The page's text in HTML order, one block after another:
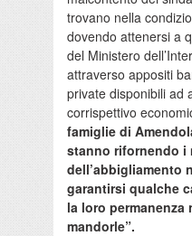
trovano nella
dovendo attenersi a
del Ministero
attraverso appositi
private disponibili ad
corrispettivo
famiglie di
stanno rifornendo i
dell’abbigliamento
garantirsi qualche
la loro permanenza
mandorle”.